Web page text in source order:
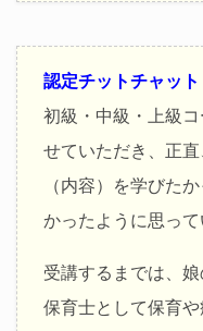
認定チットチャッ
初級・中級・上級
せていただき、正
（内容）を学びた
かったように思って
受講するまでは、
保育士として保育